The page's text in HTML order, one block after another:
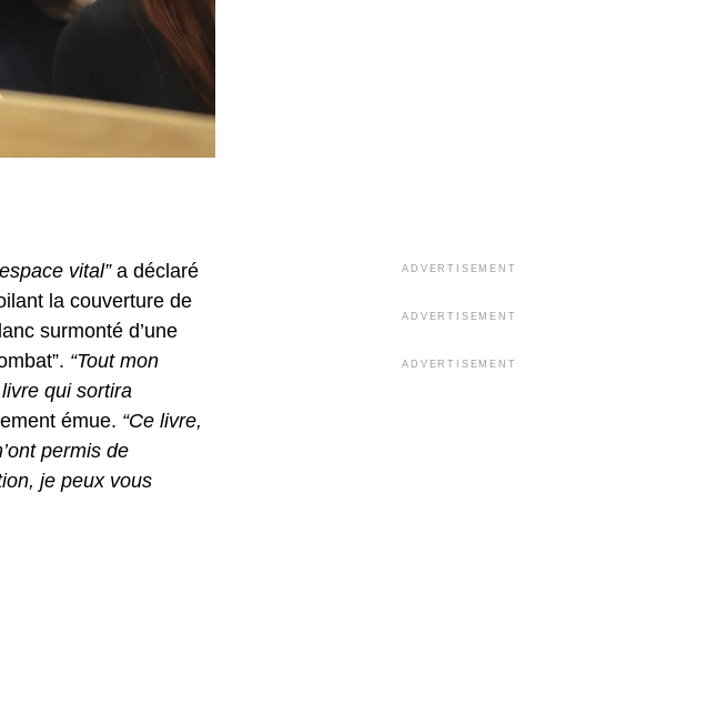
vital”a déclaré
la couverture de
surmonté d’une
“Tout mon
qui sortira
émue. “Ce livre,
permis de
je peux vous
ADVERTISEMENT
ADVERTISEMENT
ADVERTISEMENT